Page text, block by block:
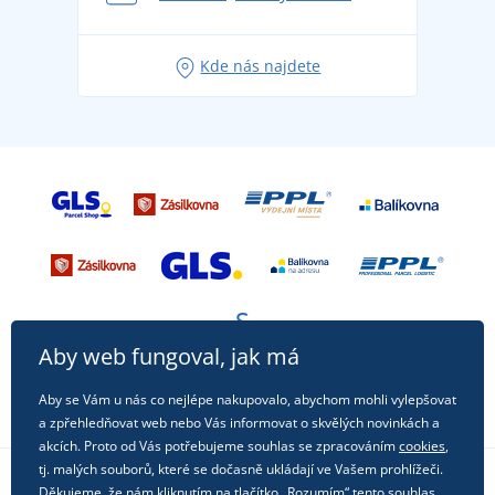
Tipy na svěží outfity pro pohodové léto
Kde nás najdete
Aby web fungoval, jak má
Aby se Vám u nás co nejlépe nakupovalo, abychom mohli vylepšovat
a zpřehledňovat web nebo Vás informovat o skvělých novinkách a
akcích. Proto od Vás potřebujeme souhlas se zpracovánímcookies,
tj. malých souborů, které se dočasně ukládají ve Vašem prohlížeči.